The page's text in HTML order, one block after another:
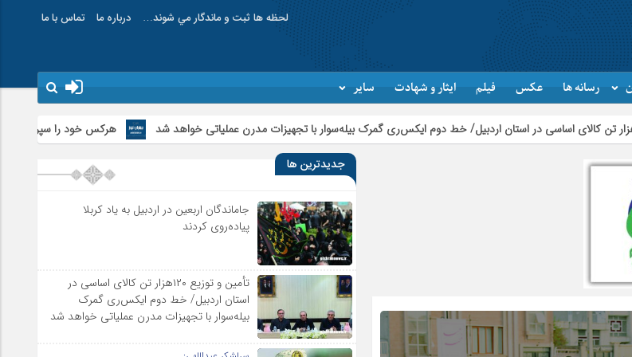
لحظه ها ثبت و ماندگار مي شوند… درباره ما تماس با ما
رسانه ها عکس فیلم ایثار و شهادت سایر
هرکس خود را سپر آمریکا کند در آتش جنگ
جدیدترین ها
جاماندگان اربعین در اردبیل به یاد کربلا
پیاده‌روی کردند
تأمین و توزیع ۱۲۰هزار تن کالای اساسی در
استان اردبیل/ خط دوم ایکس‌ری گمرک
بیله‌سوار با تجهیزات مدرن عملیاتی خواهد شد